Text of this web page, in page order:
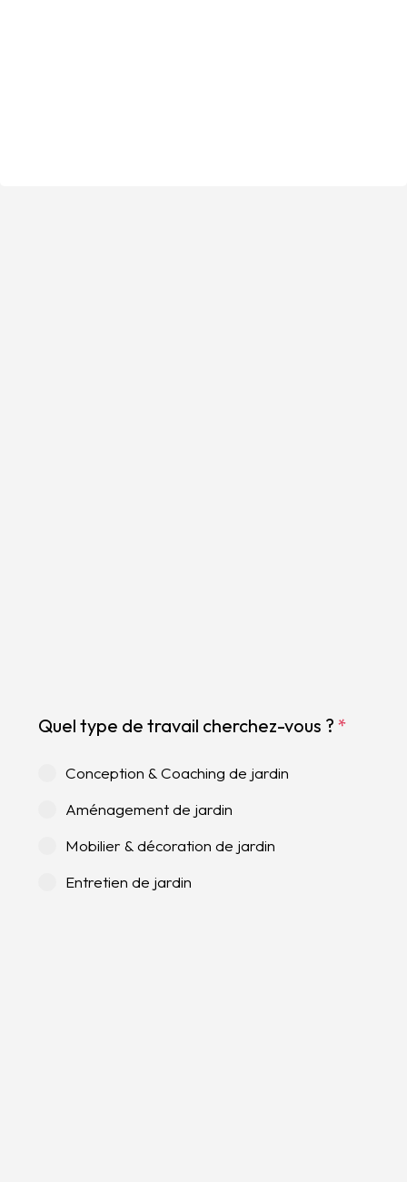
Quel type de travail cherchez-vous ? *
Conception & Coaching de jardin
Aménagement de jardin
Mobilier & décoration de jardin
Entretien de jardin